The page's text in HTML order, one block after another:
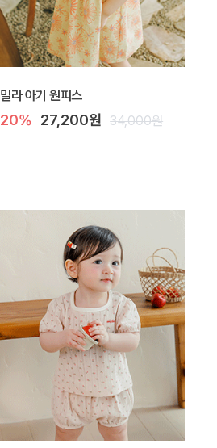
밀라 아기 원피스
20% 27,200원 34,000원